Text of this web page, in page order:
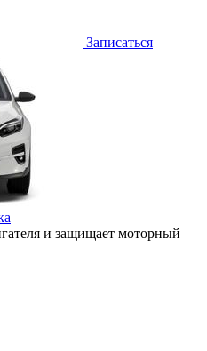
Записаться
и защищает моторный